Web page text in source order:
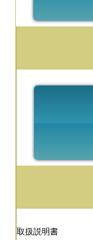
取扱説明書